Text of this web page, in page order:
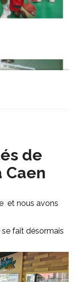
de
Caen
et nous avons
fait désormais